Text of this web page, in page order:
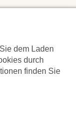
dem Laden
durch
finden Sie